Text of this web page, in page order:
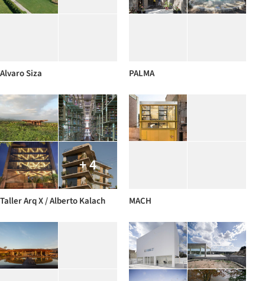
Alvaro Siza PALMA
+ 4
Taller Arq X / Alberto Kalach MACH